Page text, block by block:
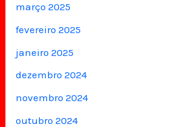
março 2025
fevereiro 2025
janeiro 2025
dezembro 2024
novembro 2024
outubro 2024